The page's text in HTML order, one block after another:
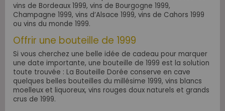
vins de Bordeaux 1999, vins de Bourgogne 1999,
Champagne 1999, vins d’Alsace 1999, vins de Cahors 1999
ou vins du monde 1999.
Offrir une bouteille de 1999
Si vous cherchez une belle idée de cadeau pour marquer
une date importante, une bouteille de 1999 est la solution
toute trouvée : La Bouteille Dorée conserve en cave
quelques belles bouteilles du millésime 1999, vins blancs
moelleux et liquoreux, vins rouges doux naturels et grands
crus de 1999.